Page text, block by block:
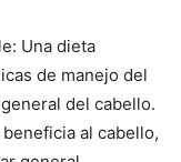
Una dieta
de manejo del
del cabello.
al cabello,